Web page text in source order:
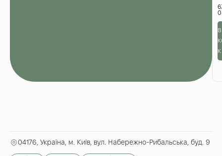
0
в
к
04176, Україна, м. Київ, вул. Набережно-Рибальська, буд. 9